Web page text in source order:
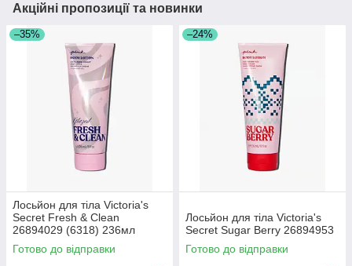
Акційні пропозиції та новинки
–35%
Лосьйон для тіла Victoria's
Secret Fresh & Clean
26894029 (6318) 236мл
Готово до відправки
–24%
Лосьйон для тіла Victoria's
Secret Sugar Berry 26894953
Готово до відправки